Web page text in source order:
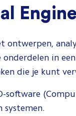
ontwerpen,
onderdelen in
die je kunt
software
systemen.